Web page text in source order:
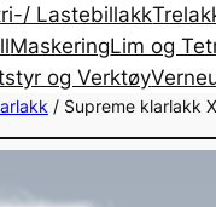
Lastebillakk
MaskeringLim og
og Verktøy
/ Supreme klarlakk